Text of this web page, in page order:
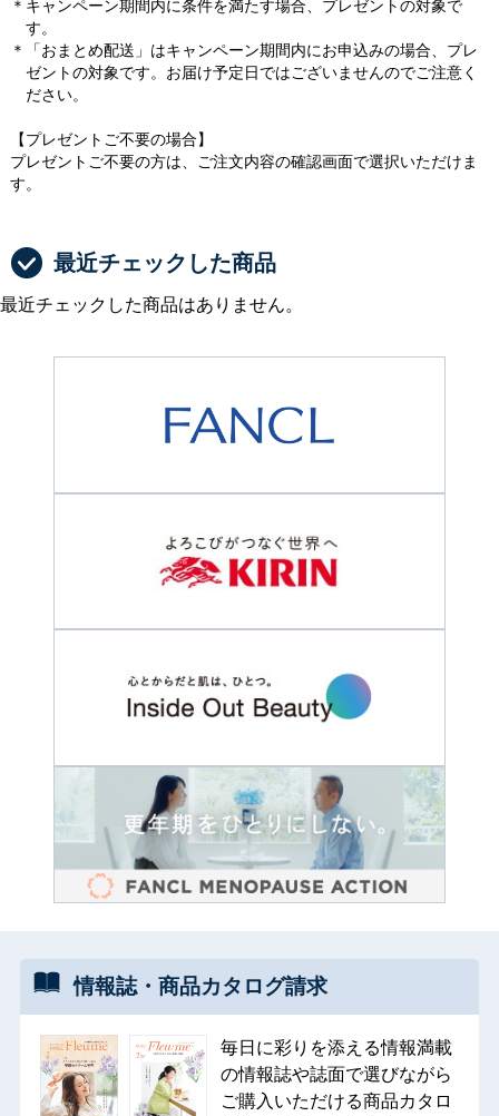
＊キャンペーン期間内に条件を満たす場合、プレゼントの対象で
す。
＊「おまとめ配送」はキャンペーン期間内にお申込みの場合、プレ
ゼントの対象です。お届け予定日ではございませんのでご注意く
ださい。
【プレゼントご不要の場合】
プレゼントご不要の方は、ご注文内容の確認画面で選択いただけま
す。
最近チェックした商品
最近チェックした商品はありません。
情報誌・ 商品カタログ請求
毎日に彩りを添える情報満載
の情報誌や誌面で選びながら
ご購入いただける商品カタロ